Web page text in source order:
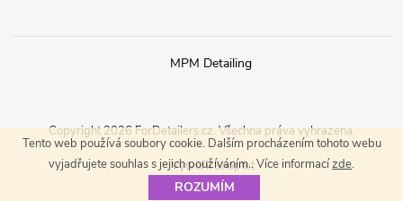
Tento web používá soubory cookie. Dalším procházením tohoto webu
vyjadřujete souhlas s jejich používáním.. Více informacízde.
ROZUMÍM
MPM Detailing
Vytvořil Shoptet
Copyright 2026 ForDetailers.cz. Všechna práva vyhrazena.